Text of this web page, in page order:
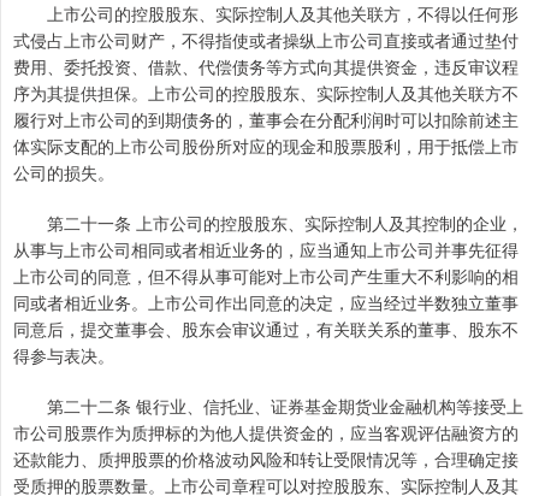
上市公司的控股股东、实际控制人及其他关联方，不得以任何形
式侵占上市公司财产，不得指使或者操纵上市公司直接或者通过垫付
费用、委托投资、借款、代偿债务等方式向其提供资金，违反审议程
序为其提供担保。上市公司的控股股东、实际控制人及其他关联方不
履行对上市公司的到期债务的，董事会在分配利润时可以扣除前述主
体实际支配的上市公司股份所对应的现金和股票股利，用于抵偿上市
公司的损失。
第二十一条 上市公司的控股股东、实际控制人及其控制的企业，
从事与上市公司相同或者相近业务的，应当通知上市公司并事先征得
上市公司的同意，但不得从事可能对上市公司产生重大不利影响的相
同或者相近业务。上市公司作出同意的决定，应当经过半数独立董事
同意后，提交董事会、股东会审议通过，有关联关系的董事、股东不
得参与表决。
第二十二条 银行业、信托业、证券基金期货业金融机构等接受上
市公司股票作为质押标的为他人提供资金的，应当客观评估融资方的
还款能力、质押股票的价格波动风险和转让受限情况等，合理确定接
受质押的股票数量。上市公司章程可以对控股股东、实际控制人及其